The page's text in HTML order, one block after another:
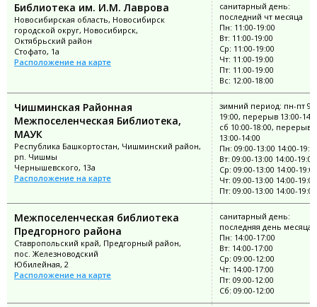
Библиотека им. И.М. Лаврова
Новосибирская область, Новосибирск
городской округ, Новосибирск,
Октябрьский район
Стофато, 1а
Расположение на карте
санитарный день:
последний чт месяца
Пн: 11:00-19:00
Вт: 11:00-19:00
Ср: 11:00-19:00
Чт: 11:00-19:00
Пт: 11:00-19:00
Вс: 12:00-18:00
Чишминская Районная
Межпоселенческая Библиотека,
МАУК
Республика Башкортостан, Чишминский район,
рп. Чишмы
Чернышевского, 13а
Расположение на карте
зимний период: пн-пт
19:00, перерыв 13:00-
сб 10:00-18:00, перерыв
13:00-14:00
Пн: 09:00-13:00 14:00-
Вт: 09:00-13:00 14:00-19:00
Ср: 09:00-13:00 14:00-19:00
Чт: 09:00-13:00 14:00-19:00
Пт: 09:00-13:00 14:00-19:00
Межпоселенческая библиотека
Предгорного района
Ставропольский край, Предгорный район,
пос. Железноводский
Юбилейная, 2
Расположение на карте
санитарный день:
последняя день месяца
Пн: 14:00-17:00
Вт: 14:00-17:00
Ср: 09:00-12:00
Чт: 14:00-17:00
Пт: 09:00-12:00
Сб: 09:00-12:00